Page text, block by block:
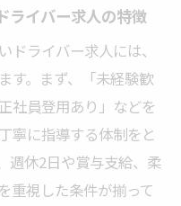
ライバー求人の特徴
ライバー求人には、
す。まず、「未経験歓
社員登用あり」などを
寧に指導する体制をと
週休2日や賞与支給、柔
重視した条件が揃って